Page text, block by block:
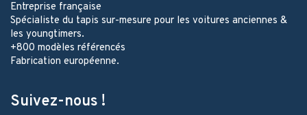
Entreprise française
Spécialiste du tapis sur-mesure pour les voitures anciennes &
les youngtimers.
+800 modèles référencés
Fabrication européenne.
Suivez-nous !